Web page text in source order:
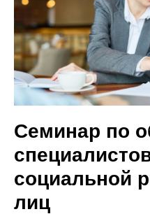
Cеминар по
социальной
лиц